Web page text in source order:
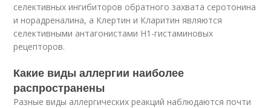
селективных ингибиторов обратного захвата серотонина
и норадреналина, а Клертин и Кларитин являются
селективными антагонистами H1-гистаминовых
рецепторов.
Какие виды аллергии наиболее
распространены
Разные виды аллергических реакций наблюдаются почти